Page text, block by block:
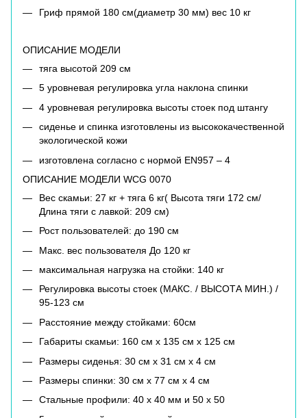
Гриф прямой 180 см(диаметр 30 мм) вес 10 кг
ОПИСАНИЕ МОДЕЛИ
тяга высотой 209 см
5 уровневая регулировка угла наклона спинки
4 уровневая регулировка высоты стоек под штангу
сиденье и спинка изготовлены из высококачественной
экологической кожи
изготовлена согласно с нормой EN957 – 4
ОПИСАНИЕ МОДЕЛИ WCG 0070
Вес скамьи: 27 кг + тяга 6 кг( Высота тяги 172 см/
Длина тяги с лавкой: 209 см)
Рост пользователей: до 190 см
Макс. вес пользователя До 120 кг
максимальная нагрузка на стойки: 140 кг
Регулировка высоты стоек (МАКС. / ВЫСОТА МИН.) /
95-123 см
Расстояние между стойками: 60см
Габариты скамьи: 160 см х 135 см х 125 см
Размеры сиденья: 30 см х 31 см х 4 см
Размеры спинки: 30 см х 77 см х 4 см
Стальные профили: 40 x 40 мм и 50 х 50